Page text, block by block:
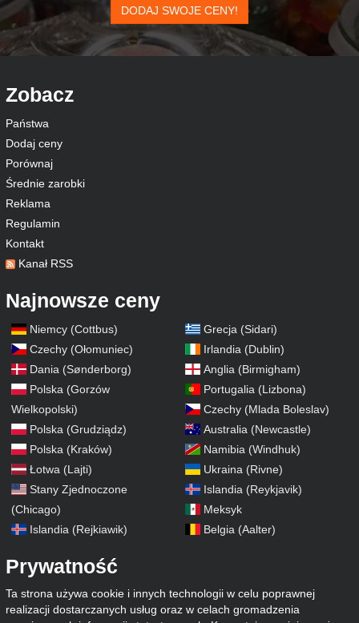
DODAJ SWOJE CENY!
Zobacz
Państwa
Dodaj ceny
Porównaj
Średnie zarobki
Reklama
Regulamin
Kontakt
Kanał RSS
Najnowsze ceny
Niemcy (Cottbus)
Czechy (Ołomuniec)
Dania (Sønderborg)
Polska (Gorzów
Wielkopolski)
Polska (Grudziądz)
Polska (Kraków)
Łotwa (Lajti)
Stany Zjednoczone
(Chicago)
Islandia (Rejkiawik)
Grecja (Sidari)
Irlandia (Dublin)
Anglia (Birmigham)
Portugalia (Lizbona)
Czechy (Mlada Boleslav)
Australia (Newcastle)
Namibia (Windhuk)
Ukraina (Rivne)
Islandia (Reykjavik)
Meksyk
Belgia (Aalter)
Prywatność
Ta strona używa cookie i innych technologii w celu poprawnej
realizacji dostarczanych usług oraz w celach gromadzenia